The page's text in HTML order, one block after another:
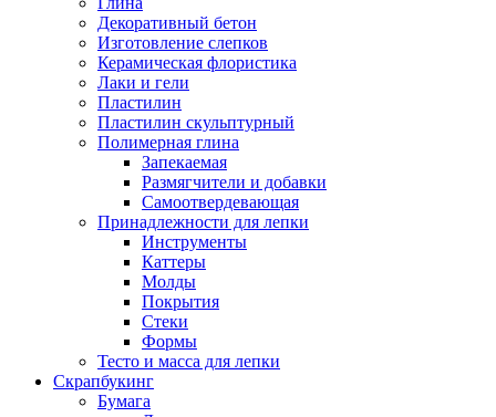
Декоративный бетон
Изготовление слепков
Керамическая флористика
Лаки и гели
Пластилин
Пластилин скульптурный
Полимерная глина
Запекаемая
Размягчители и добавки
Самоотвердевающая
Принадлежности для лепки
Инструменты
Каттеры
Молды
Покрытия
Стеки
Формы
Тесто и масса для лепки
Скрапбукинг
Бумага